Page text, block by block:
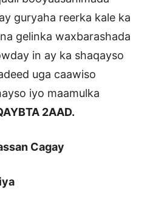
guryaha reerka kale ka
gelinka waxbarashada
in ay ka shaqayso
uga caawiso
iyo maamulka
2AAD.
Cagay